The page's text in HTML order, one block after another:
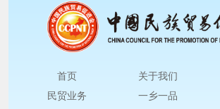
首页 关于我们
民贸业务
一乡一品